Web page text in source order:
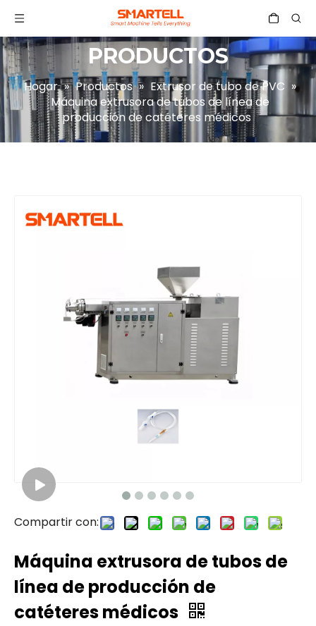
PRODUCTOS
Hogar » Productos » Extrusor de tubo de PVC »
Máquina extrusora de tubos de línea de
producción de catéteres médicos
Compartir con:
Máquina extrusora de tubos de
línea de producción de
catéteres médicos